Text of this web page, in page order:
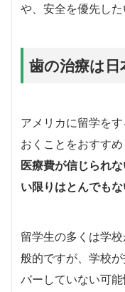
や、安全を優先し
歯の治療は日
アメリカに留学を
おくことをおすすめ
医療費が信じられ
い限りはとんでもな
留学生の多くは学
般的ですが、学校
バーしていない可